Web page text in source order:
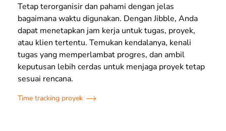
Tetap terorganisir dan pahami dengan jelas
bagaimana waktu digunakan. Dengan Jibble, Anda
dapat menetapkan jam kerja untuk tugas, proyek,
atau klien tertentu. Temukan kendalanya, kenali
tugas yang memperlambat progres, dan ambil
keputusan lebih cerdas untuk menjaga proyek tetap
sesuai rencana.
Time tracking proyek